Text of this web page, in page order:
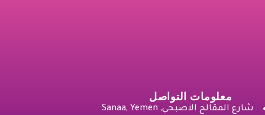
معلومات التواصل
شارع المقالح الاصبحي, Sanaa, Yemen